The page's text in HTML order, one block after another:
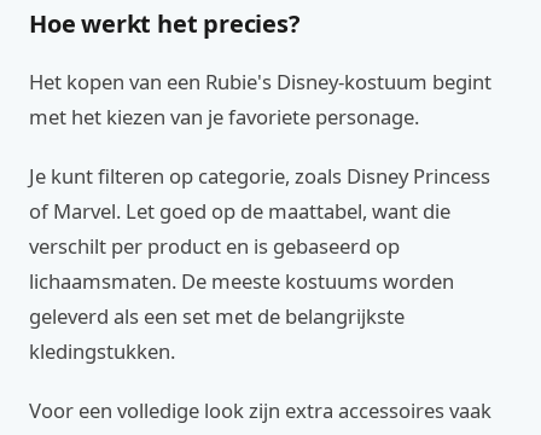
Hoe werkt het precies?
Het kopen van een Rubie's Disney-kostuum begint
met het kiezen van je favoriete personage.
Je kunt filteren op categorie, zoals Disney Princess
of Marvel. Let goed op de maattabel, want die
verschilt per product en is gebaseerd op
lichaamsmaten. De meeste kostuums worden
geleverd als een set met de belangrijkste
kledingstukken.
Voor een volledige look zijn extra accessoires vaak